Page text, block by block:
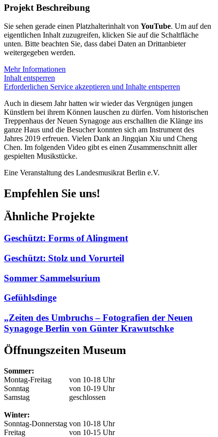
Projekt Beschreibung
Sie sehen gerade einen Platzhalterinhalt von YouTube. Um auf den
eigentlichen Inhalt zuzugreifen, klicken Sie auf die Schaltfläche
unten. Bitte beachten Sie, dass dabei Daten an Drittanbieter
weitergegeben werden.
Mehr Informationen
Inhalt entsperren
Erforderlichen Service akzeptieren und Inhalte entsperren
Auch in diesem Jahr hatten wir wieder das Vergnügen jungen
Künstlern bei ihrem Können lauschen zu dürfen. Vom historischen
Treppenhaus der Neuen Synagoge aus erschallten die Klänge ins
ganze Haus und die Besucher konnten sich am Instrument des
Jahres 2019 erfreuen. Vielen Dank an Jingqian Xiu und Cheng
Chen. Im folgenden Video gibt es einen Zusammenschnitt aller
gespielten Musikstücke.
Eine Veranstaltung des Landesmusikrat Berlin e.V.
Empfehlen Sie uns!
Ähnliche Projekte
Geschützt: Forms of Alingment
Geschützt: Stolz und Vorurteil
Sommer Sammelsurium
Gefühlsdinge
„Zeiten des Umbruchs – Fotografien der Neuen
Synagoge Berlin von Günter Krawutschke
Öffnungszeiten Museum
Sommer:
Montag-Freitag
von 10-18 Uhr
Sonntag
von 10-19 Uhr
Samstag
geschlossen
Winter:
Sonntag-Donnerstag von 10-18 Uhr
Freitag
von 10-15 Uhr